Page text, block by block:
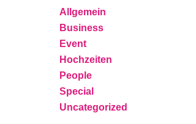
Allgemein
Business
Event
Hochzeiten
People
Special
Uncategorized